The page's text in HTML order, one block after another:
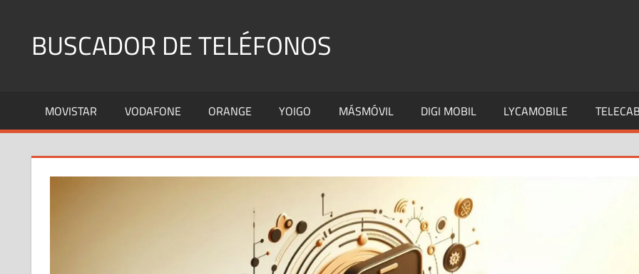
contenidoBUSCADOR DE TELÉFONOS
Fijos
y
MOVISTAR VODAFONE ORANGE YOIGO MÁSMÓVIL DIGI MOBIL LYCAMOBILE